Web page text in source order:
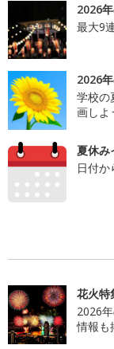
2026
最大9
2026
学校の
画しよ
夏休み
日付
花火特
2026
情報も